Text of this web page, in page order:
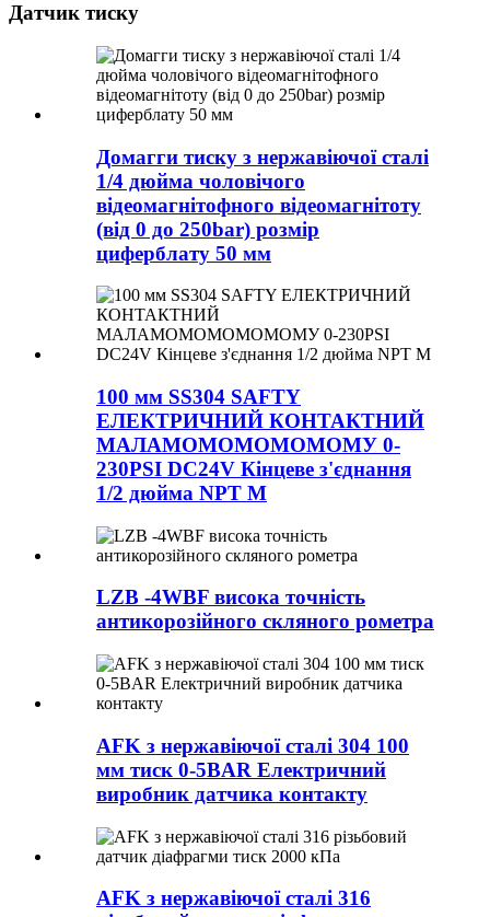
Датчик тиску
Домагги тиску з нержавіючої сталі
1/4 дюйма чоловічого
відеомагнітофного відеомагнітоту
(від 0 до 250bar) розмір
циферблату 50 мм
100 мм SS304 SAFTY
ЕЛЕКТРИЧНИЙ КОНТАКТНИЙ
МАЛАМОМОМОМОМОМУ 0-
230PSI DC24V Кінцеве з'єднання
1/2 дюйма NPT M
LZB -4WBF висока точність
антикорозійного скляного рометра
AFK з нержавіючої сталі 304 100
мм тиск 0-5BAR Електричний
виробник датчика контакту
AFK з нержавіючої сталі 316